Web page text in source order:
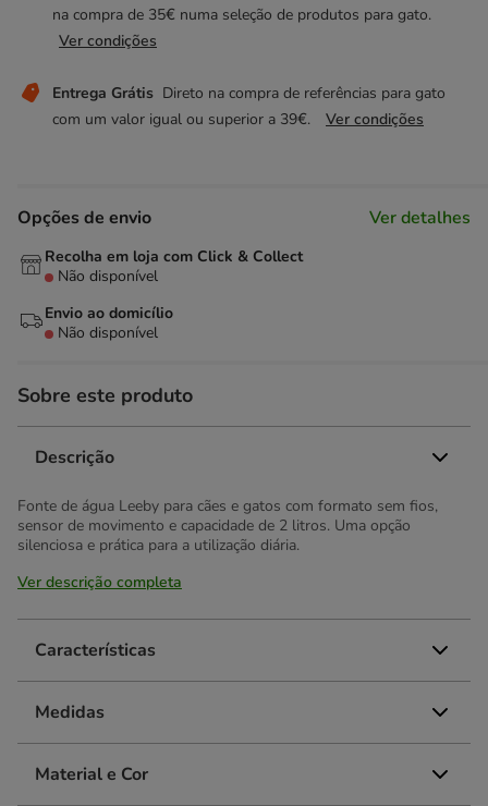
na compra de 35€ numa seleção de produtos para gato.
Ver condições
Entrega Grátis Direto na compra de referências para gato
com um valor igual ou superior a 39€.
Ver condições
Opções de envio Ver detalhes
Recolha em loja com Click & Collect
Não disponível
Envio ao domicílio
Não disponível
Sobre este produto
Descrição
Fonte de água Leeby para cães e gatos com formato sem fios,
sensor de movimento e capacidade de 2 litros. Uma opção
silenciosa e prática para a utilização diária.
Ver descrição completa
Características
Medidas
Material e Cor